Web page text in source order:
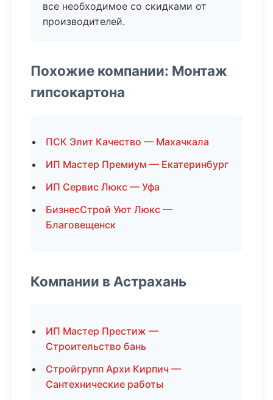
все необходимое со скидками от
производителей.
Похожие компании: Монтаж
гипсокартона
ПСК Элит Качество — Махачкала
ИП Мастер Премиум — Екатеринбург
ИП Сервис Люкс — Уфа
БизнесСтрой Уют Люкс —
Благовещенск
Компании в Астрахань
ИП Мастер Престиж —
Строительство бань
Стройгрупп Архи Кирпич —
Сантехнические работы